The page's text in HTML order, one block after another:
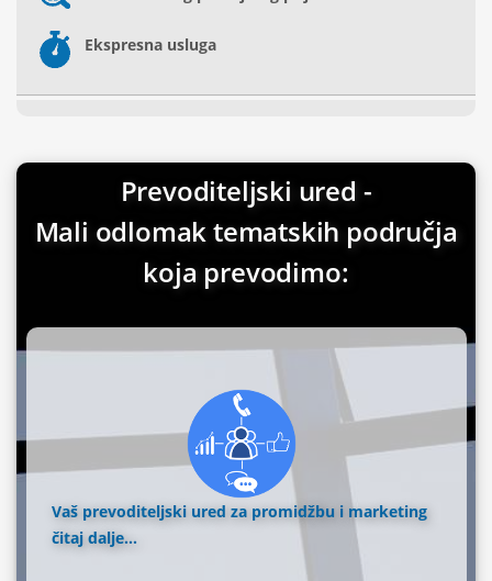
Ekspresna usluga
Prevoditeljski ured -
Mali odlomak tematskih područja
koja prevodimo:
Vaš prevoditeljski ured za promidžbu i marketing
čitaj dalje...